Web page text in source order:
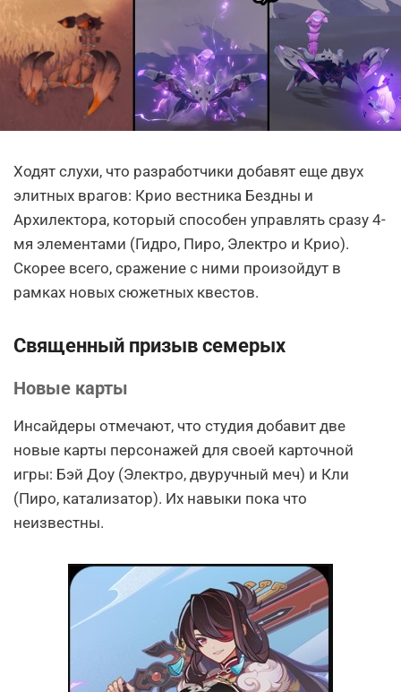
Ходят слухи, что разработчики добавят еще двух
элитных врагов: Крио вестника Бездны и
Архилектора, который способен управлять сразу 4-
мя элементами (Гидро, Пиро, Электро и Крио).
Скорее всего, сражение с ними произойдут в
рамках новых сюжетных квестов.
Священный призыв семерых
Новые карты
Инсайдеры отмечают, что студия добавит две
новые карты персонажей для своей карточной
игры: Бэй Доу (Электро, двуручный меч) и Кли
(Пиро, катализатор). Их навыки пока что
неизвестны.